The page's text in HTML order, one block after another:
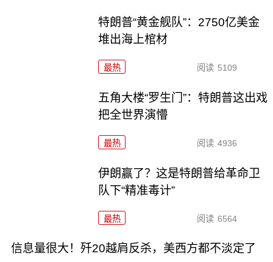
特朗普“黄金舰队”：2750亿美金
堆出海上棺材
最热 阅读 5109
五角大楼“罗生门”：特朗普这出戏
把全世界演懵
最热 阅读 4936
伊朗赢了？这是特朗普给革命卫
队下“精准毒计”
最热 阅读 6564
信息量很大！歼20越肩反杀，美西方都不淡定了